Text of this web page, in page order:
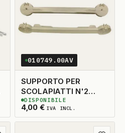
010749.00AV
SUPPORTO PER
SCOLAPIATTI N'2
INTERNO 226MM.
4,00 € IVA INCL.
6DISPONIBILI
DISPONIBILE